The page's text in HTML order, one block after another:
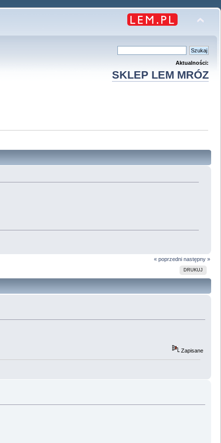
Aktualności:
SKLEP LEM MRÓZ
« poprzedni następny »
DRUKUJ
Zapisane